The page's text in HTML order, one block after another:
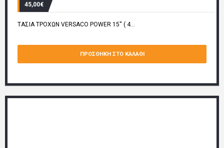
45,00€
ΤΑΣΙΑ ΤΡΟΧΩΝ VERSACO POWER 15'' ( 4...
ΠΡΟΣΘΉΚΗ ΣΤΟ ΚΑΛΆΘΙ